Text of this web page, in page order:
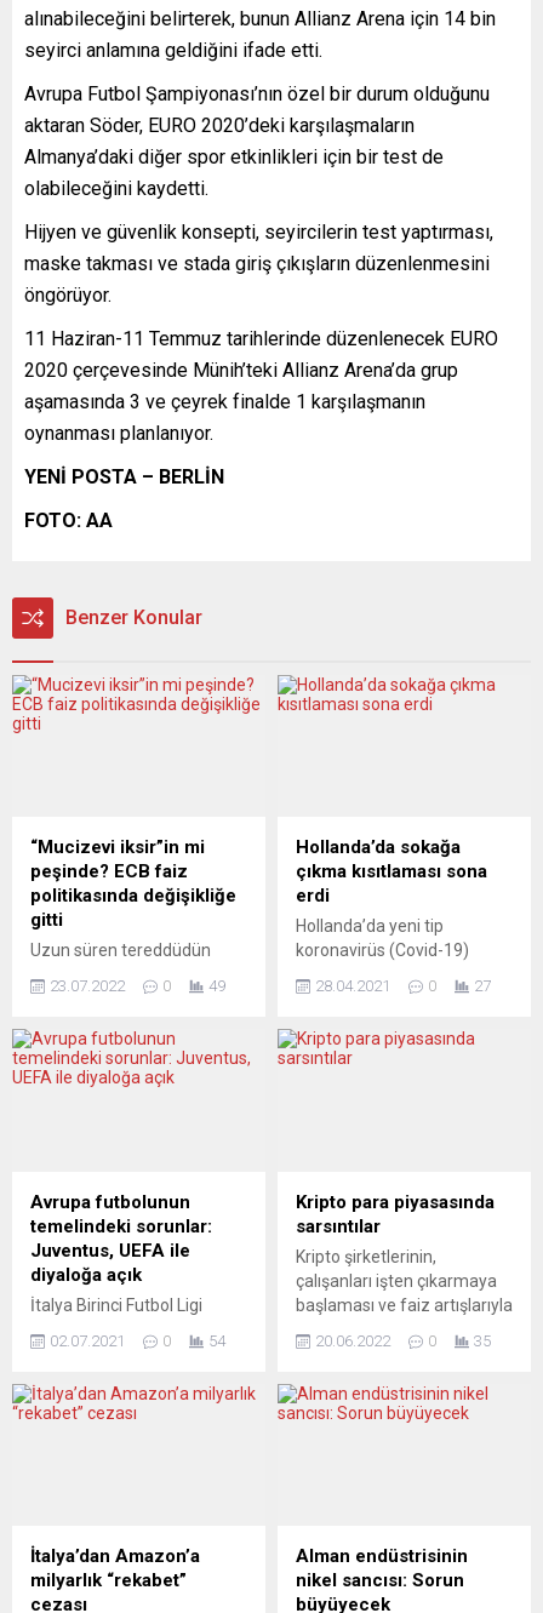
alınabileceğini belirterek, bunun Allianz Arena için 14 bin
seyirci anlamına geldiğini ifade etti.
Avrupa Futbol Şampiyonası’nın özel bir durum olduğunu
aktaran Söder, EURO 2020’deki karşılaşmaların
Almanya’daki diğer spor etkinlikleri için bir test de
olabileceğini kaydetti.
Hijyen ve güvenlik konsepti, seyircilerin test yaptırması,
maske takması ve stada giriş çıkışların düzenlenmesini
öngörüyor.
11 Haziran-11 Temmuz tarihlerinde düzenlenecek EURO
2020 çerçevesinde Münih’teki Allianz Arena’da grup
aşamasında 3 ve çeyrek finalde 1 karşılaşmanın
oynanması planlanıyor.
YENİ POSTA – BERLİN
FOTO: AA
Benzer Konular
“Mucizevi iksir”in mi
peşinde? ECB faiz
politikasında değişikliğe
gitti
Uzun süren tereddüdün
Bankası (ECB) politika
bir artışa gitmeye karar
verdi. Ayrıca, tahvil satın
enstrümanı da devreye
alındı. Yorumcular, bu
önlemlerin enflasyon ve
durgunluk tehdidinden
müteşekkil çifte bir krizi...
23.07.2022 0 49
Hollanda’da sokağa
çıkma kısıtlaması sona
erdi
Hollanda’da yeni tip
koronavirüs (Covid-19)
tedbirleri kapsamında 23
sokağa çıkma kısıtlaması
Ocak’tan beri 21.00-04.30 ve
31 Mart’tan beri 22.00-04.30
sokağa çıkma yasağı sona
erdi. 14 Ekim 2020’den beri...
28.04.2021 0 27
Avrupa futbolunun
temelindeki sorunlar:
Juventus, UEFA ile
diyaloğa açık
İtalya Birinci Futbol Ligi
Juventus’un başkanı
futbolunun temelindeki
kulübün 2021-2022 sezonu
öncesinde yeni sportif
direktör Federico
02.07.2021 0 54
Kripto para piyasasında
sarsıntılar
Kripto şirketlerinin,
çalışanları işten çıkarmaya
başlaması ve faiz artışlarıyla
varlıklardan kaçmasının
2020’den bu yana ilk kez 18
bin doların altına geriledi.
değeri sadece 24 saat içinde
yaklaşık yüzde 0,17 düşerek
836 milyar doların altına...
20.06.2022 0 35
İtalya’dan Amazon’a
milyarlık “rekabet”
cezası
Alman endüstrisinin
nikel sancısı: Sorun
büyüyecek